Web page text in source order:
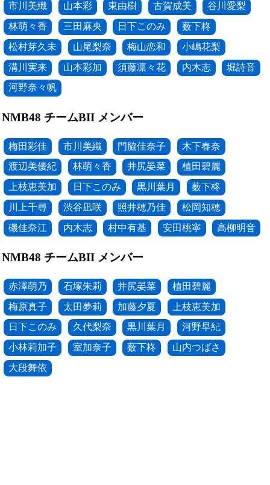
市川美織 山本彩 東由樹 古賀成美
谷川愛梨
林萌々香
三田麻央 日下このみ
薮下柊
松村芽久未
山尾梨奈 梅山恋和
小嶋花梨
溝川実来
山本彩加 須藤凛々花 内木志
堀詩音
河野奈々帆
NMB48 チームBII メンバー
梅田彩佳 市川美織 門脇佳奈子
木下春奈
渡辺美優紀
林萌々香 井尻晏菜
植田碧麗
上枝恵美加
日下このみ 黒川葉月
薮下柊
川上千尋
渋谷凪咲 照井穂乃佳
松岡知穂
磯佳奈江
内木志 村中有基 安田桃寧 高柳明音
NMB48 チームBII メンバー
赤澤萌乃 石塚朱莉 井尻晏菜
植田碧麗
梅原真子
太田夢莉 加藤夕夏
上枝恵美加
日下このみ
久代梨奈 黒川葉月
河野早紀
小林莉加子
室加奈子 薮下柊
山内つばさ
大段舞依